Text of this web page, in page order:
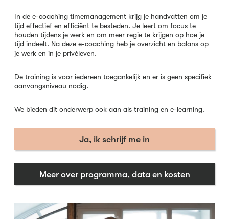
In de e-coaching timemanagement krijg je handvatten om je
tijd effectief en efficiënt te besteden. Je leert om focus te
houden tijdens je werk en om meer regie te krijgen op hoe je
tijd indeelt. Na deze e-coaching heb je overzicht en balans op
je werk en in je privéleven.
De training is voor iedereen toegankelijk en er is geen specifiek
aanvangsniveau nodig.
We bieden dit onderwerp ook aan als training en e-learning.
Ja, ik schrijf me in
Meer over programma, data en kosten